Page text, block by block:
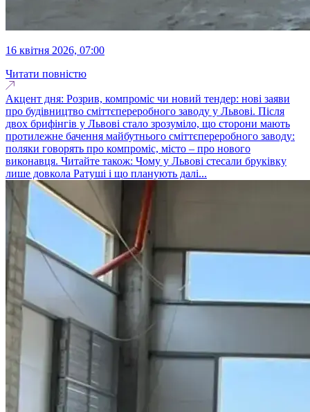
16 квітня 2026, 07:00
Читати повністю
Акцент дня: Розрив, компроміс чи новий тендер: нові заяви
про будівництво сміттєпереробного заводу у Львові. Після
двох брифінгів у Львові стало зрозуміло, що сторони мають
протилежне бачення майбутнього сміттєпереробного заводу:
поляки говорять про компроміс, місто – про нового
виконавця. Читайте також: Чому у Львові стесали бруківку
лише довкола Ратуші і що планують далі...